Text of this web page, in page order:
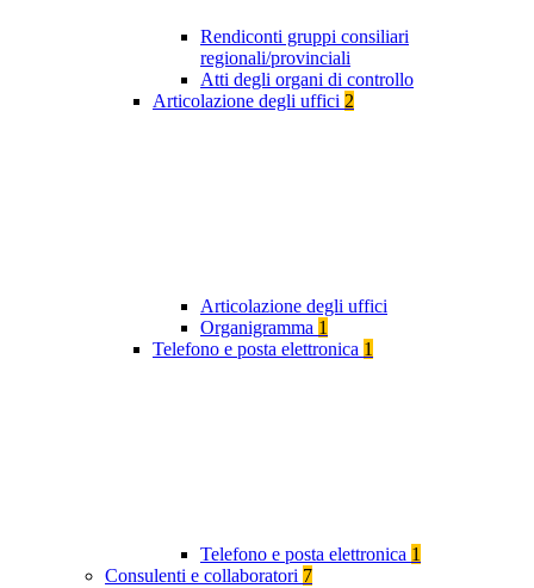
Rendiconti gruppi consiliari
regionali/provinciali
Atti degli organi di controllo
Articolazione degli uffici 2
Articolazione degli uffici
Organigramma 1
Telefono e posta elettronica 1
Telefono e posta elettronica 1
Consulenti e collaboratori 7